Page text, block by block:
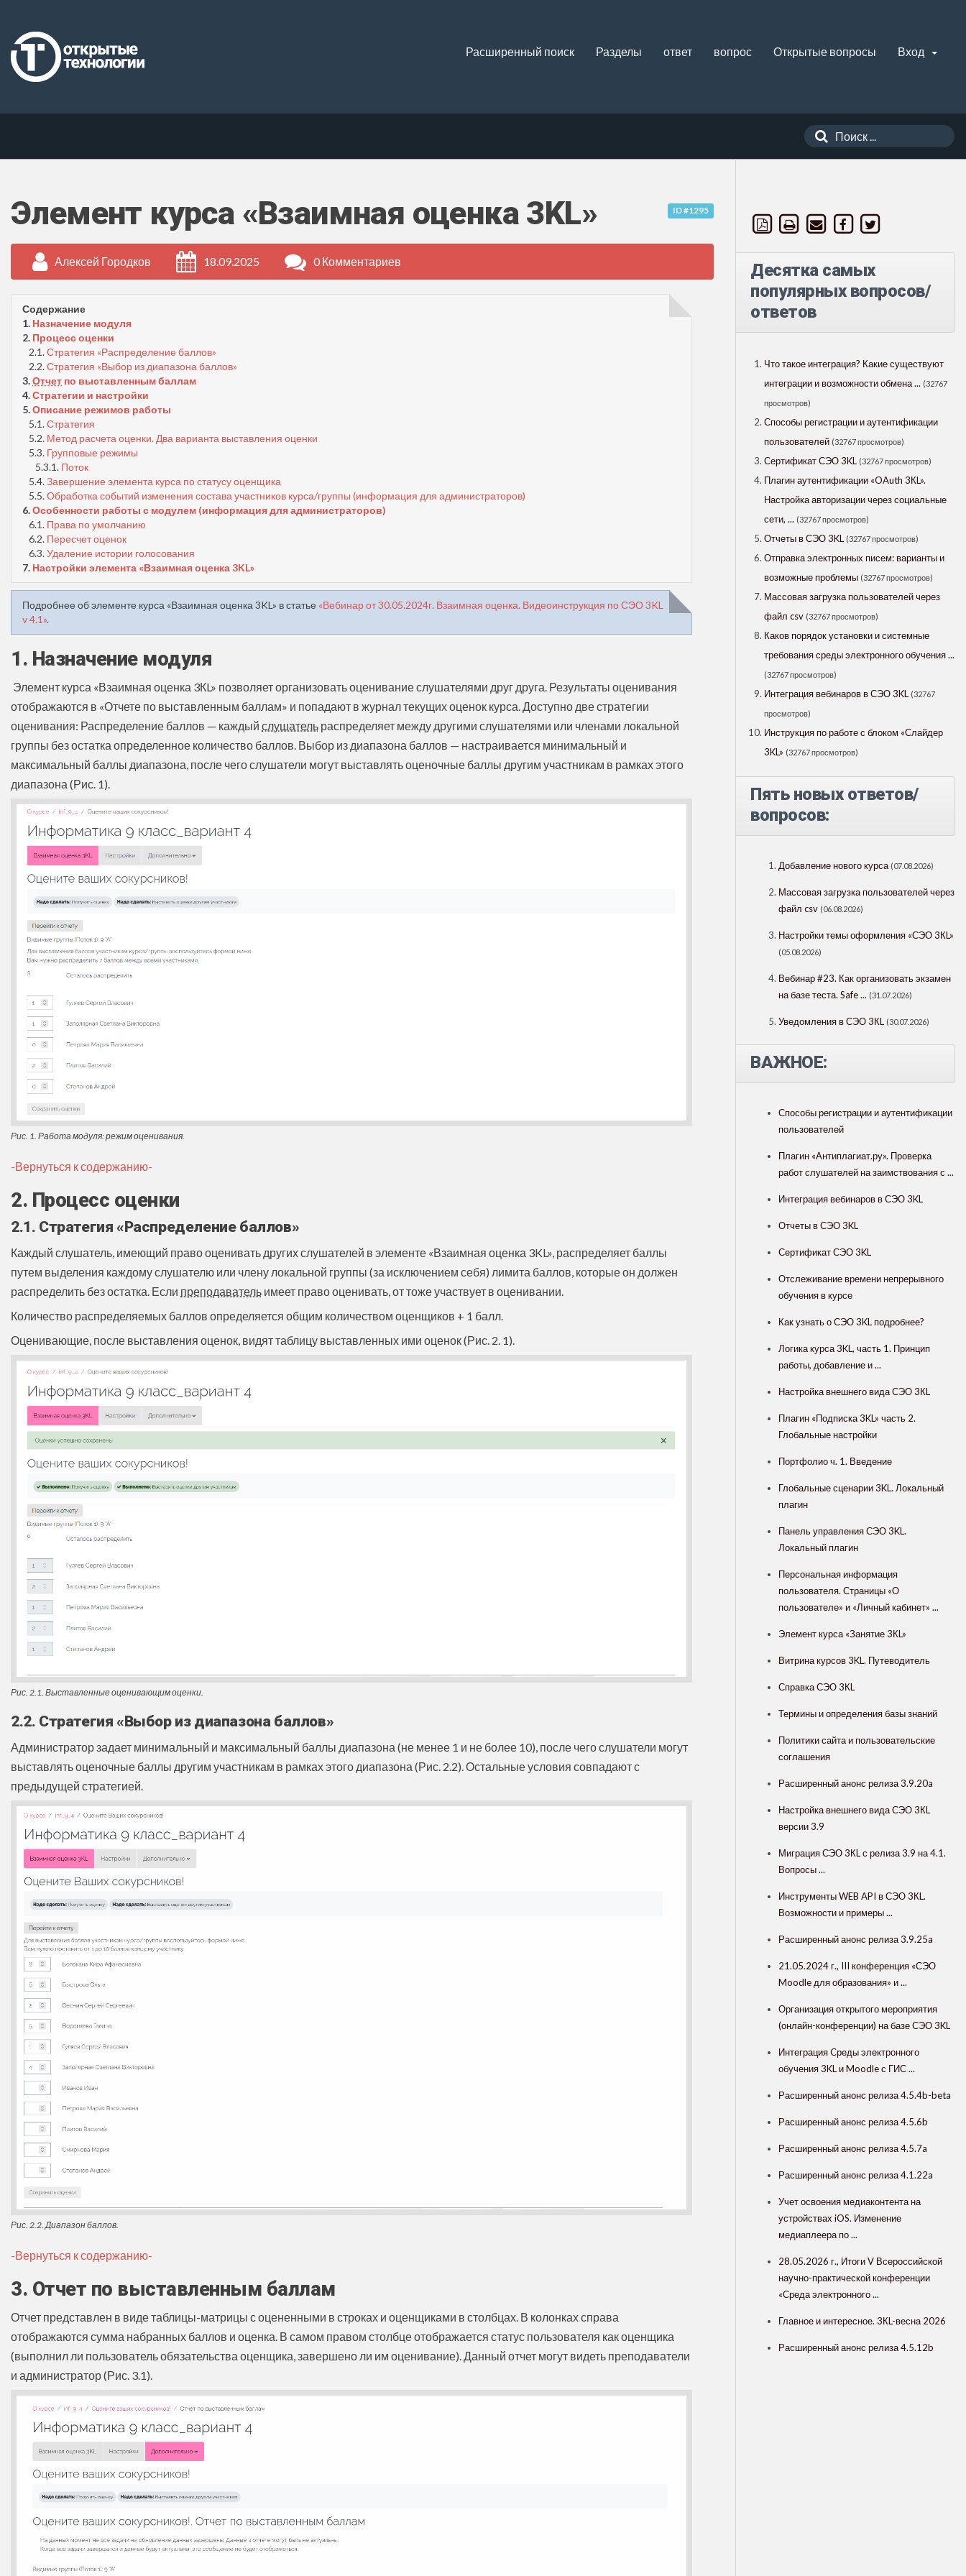
Расширенный поиск Разделы ответ вопрос Открытые вопросы Вход
ID #1295
Элемент курса «Взаимная оценка 3KL»
Алексей Городков 18.09.2025 0 Комментариев
Содержание
1. Назначение модуля
2. Процесс оценки
2.1.Стратегия «Распределение баллов»
2.2.Стратегия «Выбор из диапазона баллов»
3.Отчет по выставленным баллам
4.Стратегии и настройки
5.Описание режимов работы
5.1.Стратегия
5.2. Метод расчета оценки. Два варианта выставления оценки
5.3. Групповые режимы
5.3.1. Поток
5.4.Завершение элемента курса по статусу оценщика
5.5.Обработка событий изменения состава участников курса/группы (информация для администраторов)
6.Особенности работы с модулем (информация для администраторов)
6.1. Права по умолчанию
6.2. Пересчет оценок
6.3.Удаление истории голосования
7. Настройки элемента «Взаимная оценка 3KL»
Подробнее об элементе курса «Взаимная оценка 3KL» в статье «Вебинар от 30.05.2024г. Взаимная оценка. Видеоинструкция по СЭО 3KL
v 4.1».
1. Назначение модуля
Элемент курса «Взаимная оценка 3КL» позволяет организовать оценивание слушателями друг друга. Результаты оценивания
отображаются в «Отчете по выставленным баллам» и попадают в журнал текущих оценок курса. Доступно две стратегии
оценивания: Распределение баллов — каждый слушатель распределяет между другими слушателями или членами локальной
группы без остатка определенное количество баллов. Выбор из диапазона баллов — настраивается минимальный и
максимальный баллы диапазона, после чего слушатели могут выставлять оценочные баллы другим участникам в рамках этого
диапазона (Рис. 1).
Рис. 1. Работа модуля: режим оценивания.
-Вернуться к содержанию-
2. Процесс оценки
2.1. Стратегия «Распределение баллов»
Каждый слушатель, имеющий право оценивать других слушателей в элементе «Взаимная оценка 3KL», распределяет баллы
путем выделения каждому слушателю или члену локальной группы (за исключением себя) лимита баллов, которые он должен
распределить без остатка. Если преподаватель имеет право оценивать, от тоже участвует в оценивании.
Количество распределяемых баллов определяется общим количеством оценщиков + 1 балл.
Оценивающие, после выставления оценок, видят таблицу выставленных ими оценок (Рис. 2. 1).
Рис. 2.1. Выставленные оценивающим оценки.
2.2. Стратегия «Выбор из диапазона баллов»
Администратор задает минимальный и максимальный баллы диапазона (не менее 1 и не более 10), после чего слушатели могут
выставлять оценочные баллы другим участникам в рамках этого диапазона (Рис. 2.2). Остальные условия совпадают с
предыдущей стратегией.
Рис. 2.2. Диапазон баллов.
-Вернуться к содержанию-
3. Отчет по выставленным баллам
Отчет представлен в виде таблицы-матрицы с оцененными в строках и оценщиками в столбцах. В колонках справа
отображаются сумма набранных баллов и оценка. В самом правом столбце отображается статус пользователя как оценщика
(выполнил ли пользователь обязательства оценщика, завершено ли им оценивание). Данный отчет могут видеть преподаватели
и администратор (Рис. 3.1).
Десятка самых
популярных вопросов/
ответов
Что такое интеграция? Какие существуют
интеграции и возможности обмена ... (32767
просмотров)
Способы регистрации и аутентификации
пользователей (32767 просмотров)
Сертификат СЭО 3KL (32767 просмотров)
Плагин аутентификации «OAuth 3КL».
Настройка авторизации через социальные
сети, ... (32767 просмотров)
Отчеты в СЭО 3KL (32767 просмотров)
Отправка электронных писем: варианты и
возможные проблемы (32767 просмотров)
Массовая загрузка пользователей через
файл csv (32767 просмотров)
Каков порядок установки и системные
требования среды электронного обучения ...
(32767 просмотров)
Интеграция вебинаров в СЭО 3KL (32767
просмотров)
Инструкция по работе с блоком «Слайдер
3KL» (32767 просмотров)
Пять новых ответов/
вопросов:
Добавление нового курса (07.08.2026)
Массовая загрузка пользователей через
файл csv (06.08.2026)
Настройки темы оформления «СЭО 3КL»
(05.08.2026)
Вебинар #23. Как организовать экзамен
на базе теста. Safe ... (31.07.2026)
Уведомления в СЭО 3КL (30.07.2026)
ВАЖНОЕ:
Способы регистрации и аутентификации
пользователей
Плагин «Антиплагиат.ру». Проверка
работ слушателей на заимствования с ...
Интеграция вебинаров в СЭО 3KL
Отчеты в СЭО 3KL
Сертификат СЭО 3KL
Отслеживание времени непрерывного
обучения в курсе
Как узнать о СЭО 3KL подробнее?
Логика курса 3KL, часть 1. Принцип
работы, добавление и ...
Настройка внешнего вида СЭО 3КL
Плагин «Подписка 3KL» часть 2.
Глобальные настройки
Портфолио ч. 1. Введение
Глобальные сценарии 3KL. Локальный
плагин
Панель управления СЭО 3KL.
Локальный плагин
Персональная информация
пользователя. Страницы «О
пользователе» и «Личный кабинет» ...
Элемент курса «Занятие 3КL»
Витрина курсов 3KL. Путеводитель
Справка СЭО 3КL
Термины и определения базы знаний
Политики сайта и пользовательские
соглашения
Расширенный анонс релиза 3.9.20a
Настройка внешнего вида СЭО 3КL
версии 3.9
Миграция СЭО 3КL с релиза 3.9 на 4.1.
Вопросы ...
Инструменты WEB API в СЭО 3КL.
Возможности и примеры ...
Расширенный анонс релиза 3.9.25a
21.05.2024 г., III конференция «СЭО
Moodle для образования» и ...
Организация открытого мероприятия
(онлайн-конференции) на базе СЭО 3KL
Интеграция Cреды электронного
обучения 3KL и Moodle с ГИС ...
Расширенный анонс релиза 4.5.4b-beta
Расширенный анонс релиза 4.5.6b
Расширенный анонс релиза 4.5.7a
Расширенный анонс релиза 4.1.22a
Учет освоения медиаконтента на
устройствах iOS. Изменение
медиаплеера по ...
28.05.2026 г., Итоги V Всероссийской
научно-практической конференции
«Среда электронного ...
Главное и интересное. 3КL-весна 2026
Расширенный анонс релиза 4.5.12b